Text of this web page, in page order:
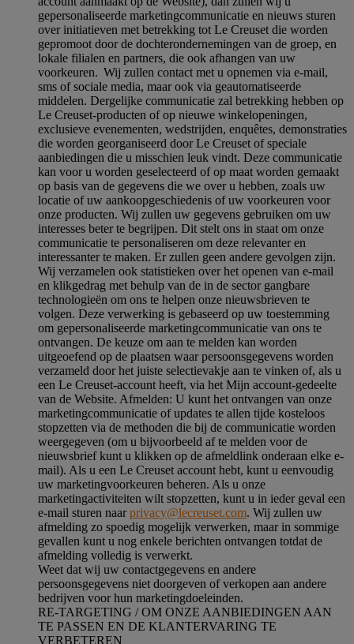
gepersonaliseerde marketingcommunicatie en nieuws sturen
over initiatieven met betrekking tot Le Creuset die worden
gepromoot door de dochterondernemingen van de groep, en
lokale filialen en partners, die ook afhangen van uw
voorkeuren. Wij zullen contact met u opnemen via e-mail,
sms of sociale media, maar ook via geautomatiseerde
middelen. Dergelijke communicatie zal betrekking hebben op
Le Creuset-producten of op nieuwe winkelopeningen,
exclusieve evenementen, wedstrijden, enquêtes, demonstraties
die worden georganiseerd door Le Creuset of speciale
aanbiedingen die u misschien leuk vindt. Deze communicatie
kan voor u worden geselecteerd of op maat worden gemaakt
op basis van de gegevens die we over u hebben, zoals uw
locatie of uw aankoopgeschiedenis of uw voorkeuren voor
onze producten. Wij zullen uw gegevens gebruiken om uw
interesses beter te begrijpen. Dit stelt ons in staat om onze
communicatie te personaliseren om deze relevanter en
interessanter te maken. Er zullen geen andere gevolgen zijn.
Wij verzamelen ook statistieken over het openen van e-mail
en klikgedrag met behulp van de in de sector gangbare
technologieën om ons te helpen onze nieuwsbrieven te
volgen. Deze verwerking is gebaseerd op uw toestemming
om gepersonaliseerde marketingcommunicatie van ons te
ontvangen. De keuze om aan te melden kan worden
uitgeoefend op de plaatsen waar persoonsgegevens worden
verzameld door het juiste selectievakje aan te vinken of, als u
een Le Creuset-account heeft, via het Mijn account-gedeelte
van de Website. Afmelden: U kunt het ontvangen van onze
marketingcommunicatie of updates te allen tijde kosteloos
stopzetten via de methoden die bij de communicatie worden
weergegeven (om u bijvoorbeeld af te melden voor de
nieuwsbrief kunt u klikken op de afmeldlink onderaan elke e-
mail). Als u een Le Creuset account hebt, kunt u eenvoudig
uw marketingvoorkeuren beheren. Als u onze
marketingactiviteiten wilt stopzetten, kunt u in ieder geval een
e-mail sturen naarprivacy@lecreuset.com. Wij zullen uw
afmelding zo spoedig mogelijk verwerken, maar in sommige
gevallen kunt u nog enkele berichten ontvangen totdat de
afmelding volledig is verwerkt.
Weet dat wij uw contactgegevens en andere
persoonsgegevens niet doorgeven of verkopen aan andere
bedrijven voor hun marketingdoeleinden.
RE-TARGETING / OM ONZE AANBIEDINGEN AAN
TE PASSEN EN DE KLANTERVARING TE
VERBETEREN